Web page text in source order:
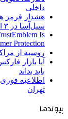
داخلی
سیل‌آسا در ۳ استان
Is
Protection
روسیه از
آیا بازار
باید بداند
اطلاعیه
تهران
پیوندها